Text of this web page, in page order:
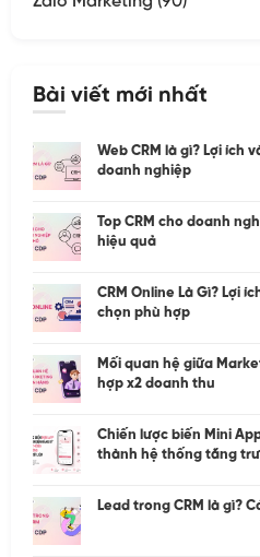
Bài viết mới nhất
Web CRM là gì? Lợi ích
doanh nghiệp
Top CRM cho doanh
hiệu quả
CRM Online Là Gì? Lợi
chọn phù hợp
Mối quan hệ giữa
hợp x2 doanh thu
Chiến lược biến Mini
thành hệ thống tăng
Lead trong CRM là gì?